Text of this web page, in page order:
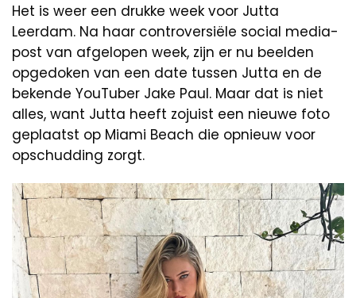
Het is weer een drukke week voor Jutta
Leerdam. Na haar controversiële social media-
post van afgelopen week, zijn er nu beelden
opgedoken van een date tussen Jutta en de
bekende YouTuber Jake Paul. Maar dat is niet
alles, want Jutta heeft zojuist een nieuwe foto
geplaatst op Miami Beach die opnieuw voor
opschudding zorgt.